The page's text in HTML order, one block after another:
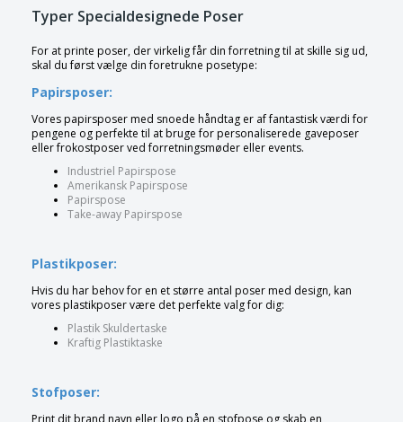
Typer Specialdesignede Poser
For at printe poser, der virkelig får din forretning til at skille sig ud,
skal du først vælge din foretrukne posetype:
Papirsposer:
Vores papirsposer med snoede håndtag er af fantastisk værdi for
pengene og perfekte til at bruge for personaliserede gaveposer
eller frokostposer ved forretningsmøder eller events.
Industriel Papirspose
Amerikansk Papirspose
Papirspose
Take-away Papirspose
Plastikposer:
Hvis du har behov for en et større antal poser med design, kan
vores plastikposer være det perfekte valg for dig:
Plastik Skuldertaske
Kraftig Plastiktaske
Stofposer: